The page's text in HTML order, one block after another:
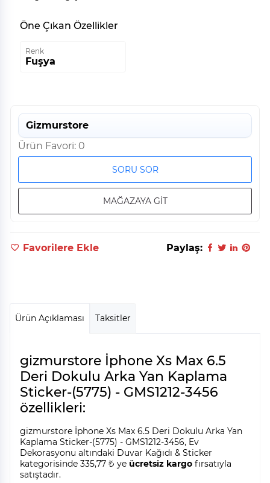
Öne Çıkan Özellikler
Renk
Fuşya
Gizmurstore
Ürün Favori: 0
SORU SOR
MAĞAZAYA GİT
Favorilere Ekle Paylaş:
Ürün Açıklaması Taksitler
gizmurstore İphone Xs Max 6.5
Deri Dokulu Arka Yan Kaplama
Sticker-(5775) - GMS1212-3456
özellikleri:
gizmurstore İphone Xs Max 6.5 Deri Dokulu Arka Yan
Kaplama Sticker-(5775) - GMS1212-3456, Ev
Dekorasyonu altındaki Duvar Kağıdı & Sticker
kategorisinde 335,77 ₺ ye ücretsiz kargo fırsatıyla
satıştadır.